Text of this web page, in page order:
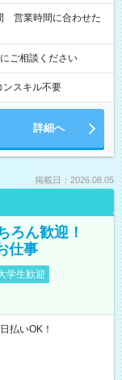
ご相談ください
ンスキル不要
詳細へ
掲載日：2026.08.05
ろん歓迎！
仕事
学生歓迎
払いOK！